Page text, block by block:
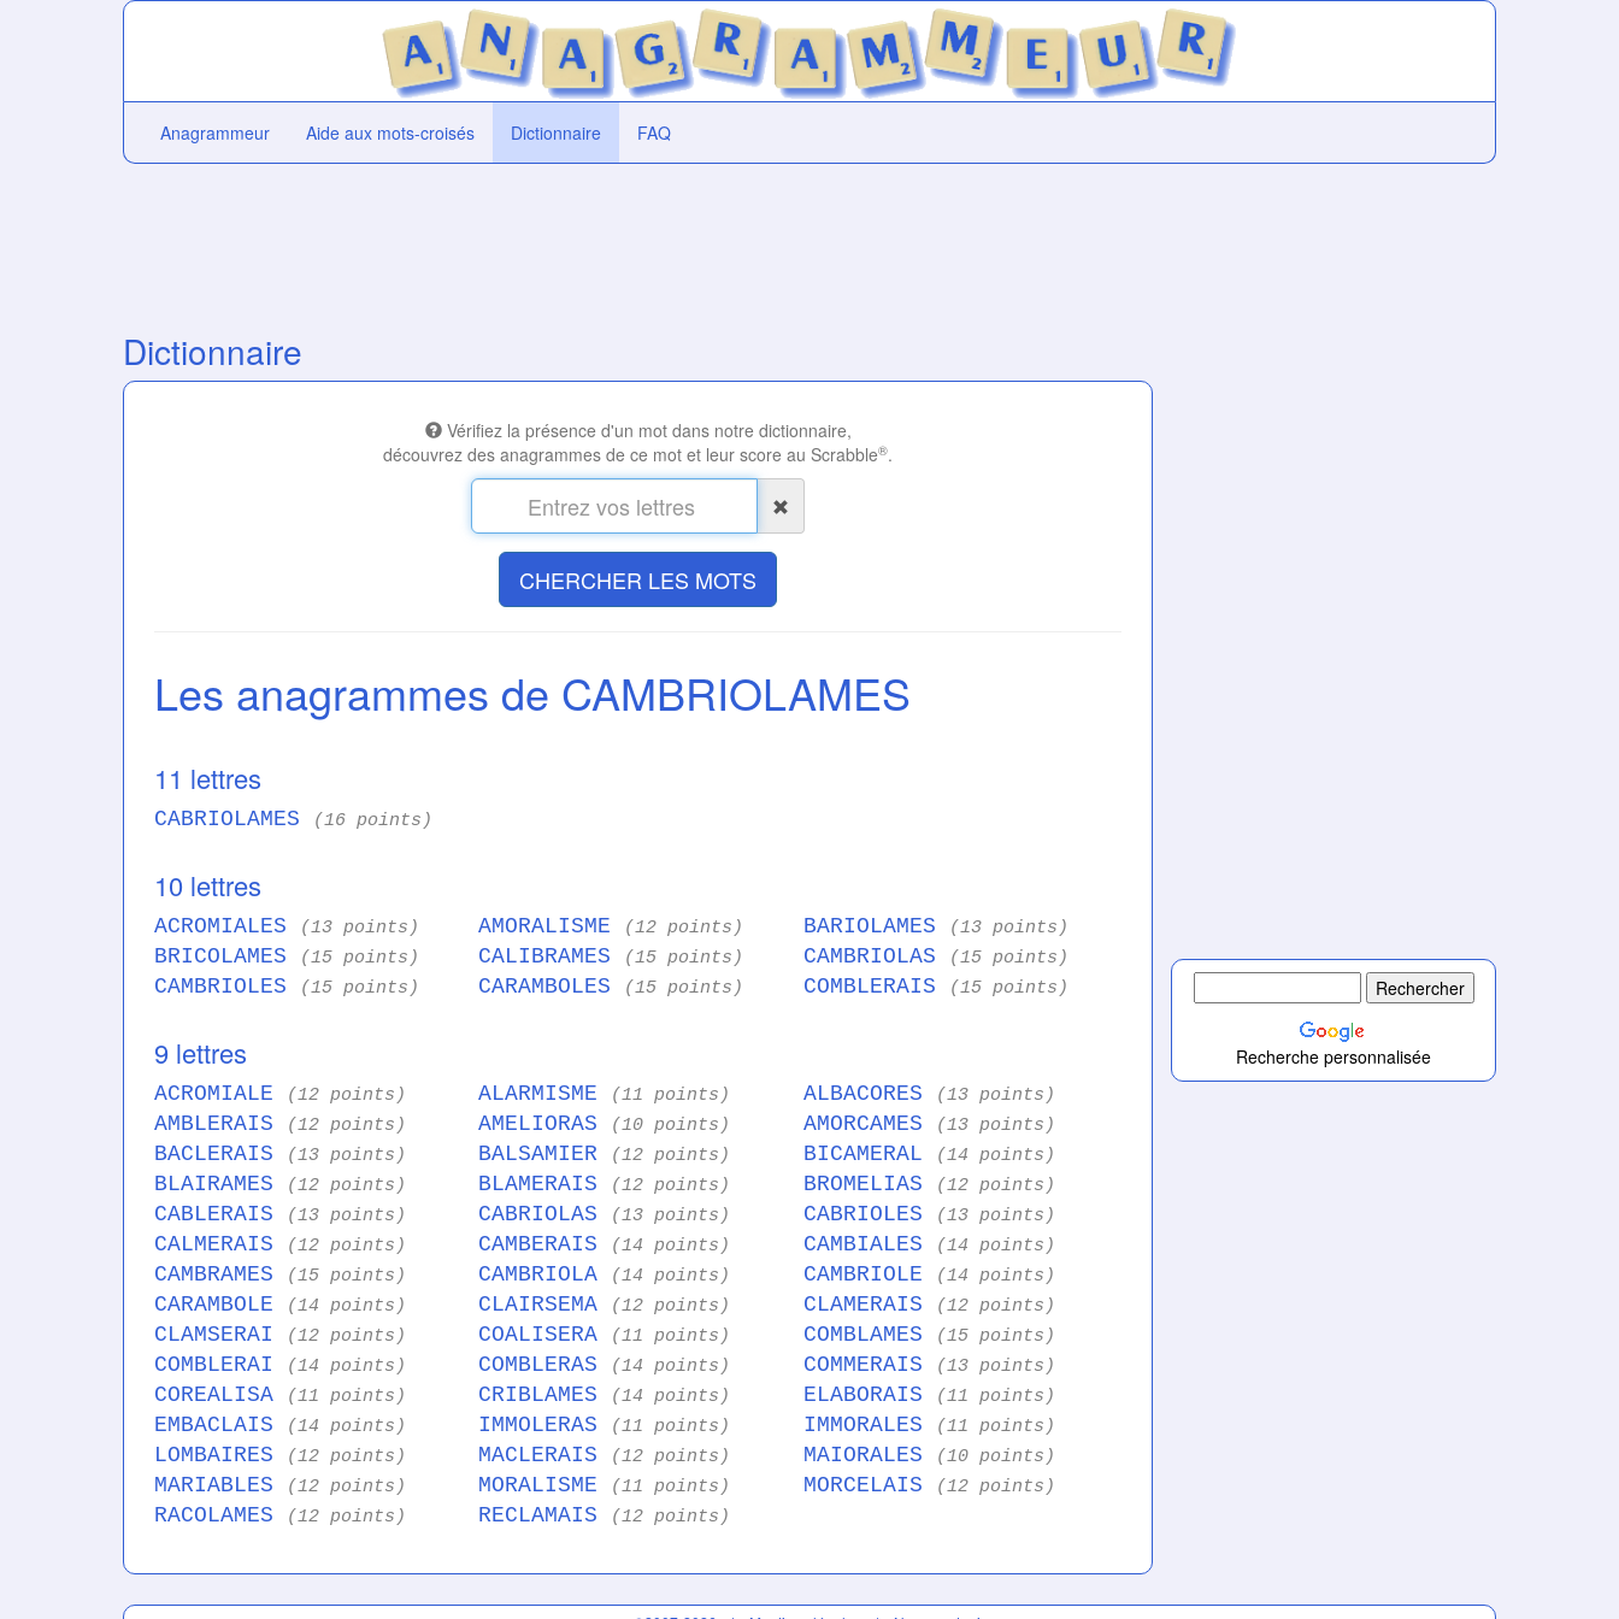
Anagrammeur Aide aux mots-croisés Dictionnaire FAQ
Dictionnaire
Vérifiez la présence d'un mot dans notre dictionnaire,
découvrez des anagrammes de ce mot et leur score au Scrabble®.
CHERCHER LES MOTS
Les anagrammes de CAMBRIOLAMES
11 lettres
CABRIOLAMES (16 points)
10 lettres
ACROMIALES (13 points) AMORALISME (12 points) BARIOLAMES (13 points)
BRICOLAMES (15 points) CALIBRAMES (15 points) CAMBRIOLAS (15 points)
CAMBRIOLES (15 points) CARAMBOLES (15 points) COMBLERAIS (15 points)
9 lettres
ACROMIALE (12 points) ALARMISME (11 points) ALBACORES (13 points)
AMBLERAIS (12 points) AMELIORAS (10 points) AMORCAMES (13 points)
BACLERAIS (13 points) BALSAMIER (12 points) BICAMERAL (14 points)
BLAIRAMES (12 points) BLAMERAIS (12 points) BROMELIAS (12 points)
CABLERAIS (13 points) CABRIOLAS (13 points) CABRIOLES (13 points)
CALMERAIS (12 points) CAMBERAIS (14 points) CAMBIALES (14 points)
CAMBRAMES (15 points) CAMBRIOLA (14 points) CAMBRIOLE (14 points)
CARAMBOLE (14 points) CLAIRSEMA (12 points) CLAMERAIS (12 points)
CLAMSERAI (12 points) COALISERA (11 points) COMBLAMES (15 points)
COMBLERAI (14 points) COMBLERAS (14 points) COMMERAIS (13 points)
COREALISA (11 points) CRIBLAMES (14 points) ELABORAIS (11 points)
EMBACLAIS (14 points) IMMOLERAS (11 points) IMMORALES (11 points)
LOMBAIRES (12 points) MACLERAIS (12 points) MAIORALES (10 points)
MARIABLES (12 points) MORALISME (11 points) MORCELAIS (12 points)
RACOLAMES (12 points) RECLAMAIS (12 points)
Recherche personnalisée